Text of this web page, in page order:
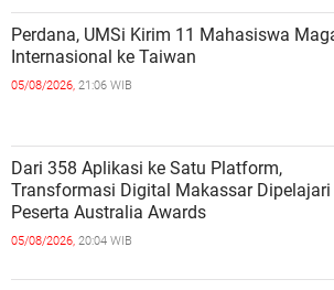
Perdana, UMSi Kirim 11 Mahasiswa
Internasional ke Taiwan
05/08/2026, 21:06 WIB
Dari 358 Aplikasi ke Satu Platform,
Transformasi Digital Makassar Dipelajari
Peserta Australia Awards
05/08/2026, 20:04 WIB